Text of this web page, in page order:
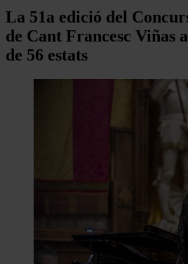
La 51a edició del
de Cant Francesc Viñas
de 56 estats